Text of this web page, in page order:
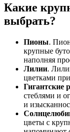
Какие
выбрать?
Пионы.
крупные
наполняя
Лилии.
цветками
Гигантские
стеблями и
и
цветы с